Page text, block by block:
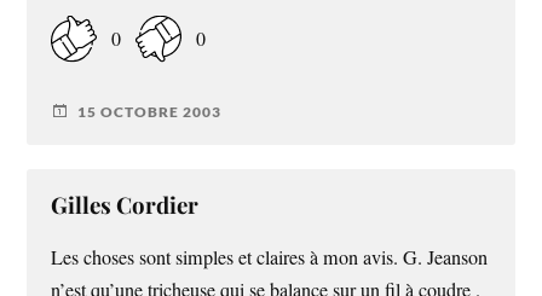
0 0
15 OCTOBRE 2003
Gilles Cordier
Les choses sont simples et claires à mon avis. G. Jeanson
n’est qu’une tricheuse qui se balance sur un fil à coudre .